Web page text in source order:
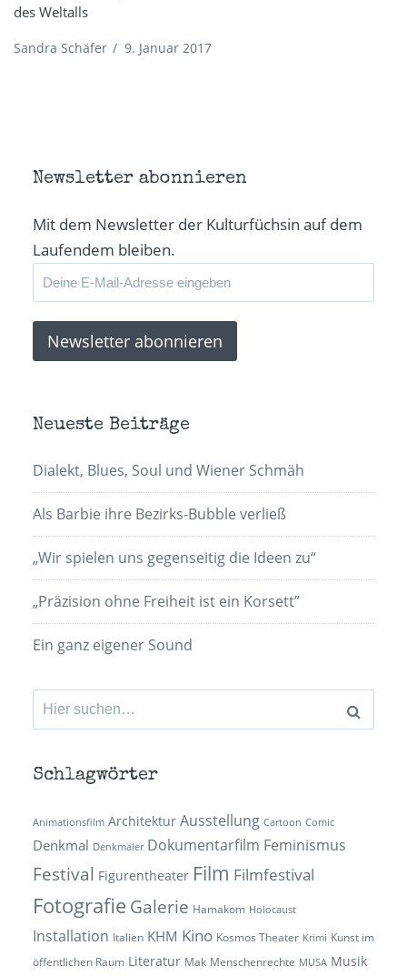
des Weltalls
Sandra Schäfer / 9. Januar 2017
Newsletter abonnieren
Mit dem Newsletter der Kulturfüchsin auf dem
Laufendem bleiben.
Neueste Beiträge
Dialekt, Blues, Soul und Wiener Schmäh
Als Barbie ihre Bezirks-Bubble verließ
„Wir spielen uns gegenseitig die Ideen zu“
„Präzision ohne Freiheit ist ein Korsett”
Ein ganz eigener Sound
Suchen
nach:
Schlagwörter
Animationsfilm Architektur Ausstellung Cartoon Comic
Denkmal Denkmäler Dokumentarfilm Feminismus
Festival Figurentheater Film Filmfestival
Fotografie Galerie Hamakom Holocaust
Installation Italien KHM Kino Kosmos Theater Krimi Kunst im
öffentlichen Raum Literatur Mak Menschenrechte MUSA Musik